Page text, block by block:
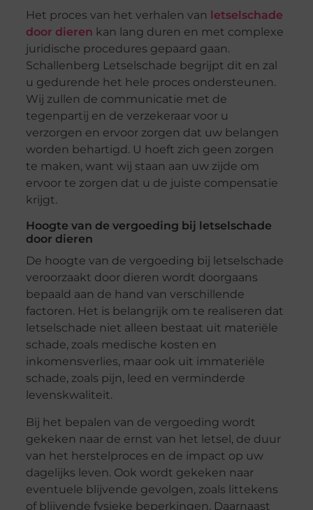
Het proces van het verhalen van
letselschade
door dieren kan lang duren en met complexe
juridische procedures gepaard gaan.
Schallenberg Letselschade begrijpt dit en zal
u gedurende het hele proces ondersteunen.
Wij zullen de communicatie met de
tegenpartij en de verzekeraar voor u
verzorgen en ervoor zorgen dat uw belangen
worden behartigd. U hoeft zich geen zorgen
te maken, want wij staan aan uw zijde om
ervoor te zorgen dat u de juiste compensatie
krijgt.
Hoogte van de vergoeding bij letselschade
door dieren
De hoogte van de vergoeding bij letselschade
veroorzaakt door dieren wordt doorgaans
bepaald aan de hand van verschillende
factoren. Het is belangrijk om te realiseren dat
letselschade niet alleen bestaat uit materiële
schade, zoals medische kosten en
inkomensverlies, maar ook uit immateriële
schade, zoals pijn, leed en verminderde
levenskwaliteit.
Bij het bepalen van de vergoeding wordt
gekeken naar de ernst van het letsel, de duur
van het herstelproces en de impact op uw
dagelijks leven. Ook wordt gekeken naar
eventuele blijvende gevolgen, zoals littekens
of blijvende fysieke beperkingen. Daarnaast